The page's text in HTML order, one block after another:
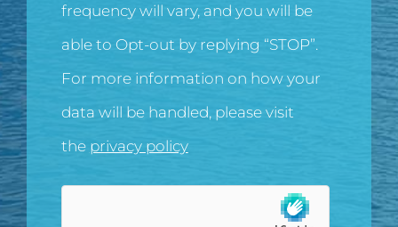
frequency will vary, and you will be
able to Opt-out by replying “STOP”.
For more information on how your
data will be handled, please visit
the privacy policy